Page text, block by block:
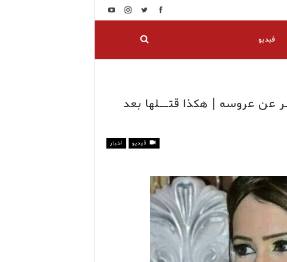
فيديو
عروسه | هكذا قتــلها بعد
فيديو اخبار